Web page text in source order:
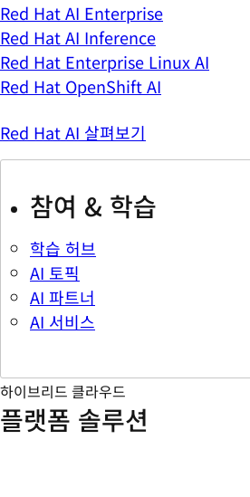
Red Hat AI Enterprise
Red Hat AI Inference
Red Hat Enterprise Linux AI
Red Hat OpenShift AI
Red Hat AI 살펴보기
참여 & 학습
학습 허브
AI 토픽
AI 파트너
AI 서비스
하이브리드 클라우드
플랫폼 솔루션